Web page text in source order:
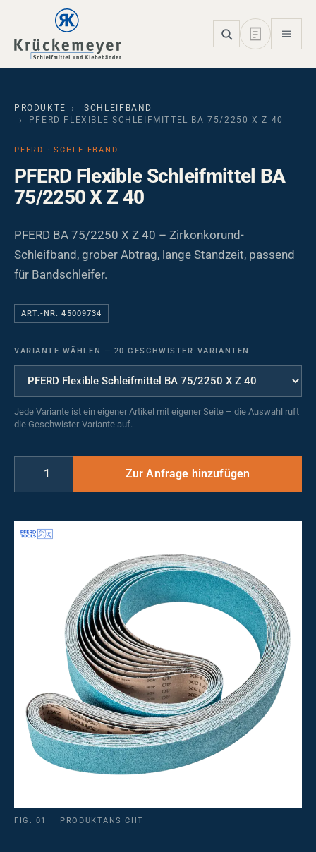
Skip to main navigation
Skip to main content
Skip to page footer
PRODUKTE
SCHLEIFBAND
PFERD FLEXIBLE SCHLEIFMITTEL BA 75/2250 X Z 40
PFERD · SCHLEIFBAND
PFERD Flexible Schleifmittel BA
75/2250 X Z 40
PFERD BA 75/2250 X Z 40 – Zirkonkorund-
Schleifband, grober Abtrag, lange Standzeit, passend
für Bandschleifer.
ART.-NR. 45009734
VARIANTE WÄHLEN — 20 GESCHWISTER-VARIANTEN
Jede Variante ist ein eigener Artikel mit eigener Seite – die Auswahl ruft
die Geschwister-Variante auf.
FIG. 01 — PRODUKTANSICHT